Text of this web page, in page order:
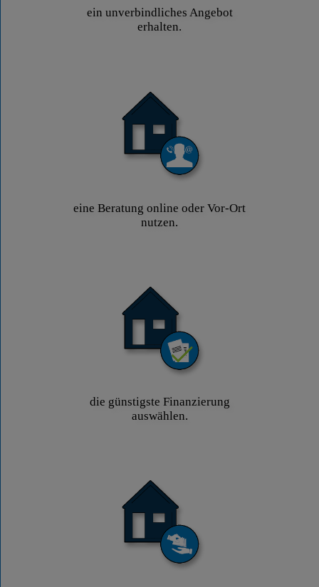
ein unverbindliches Angebot
erhalten.
eine Beratung online oder Vor-Ort
nutzen.
die günstigste Finanzierung
auswählen.